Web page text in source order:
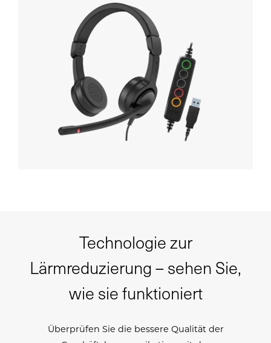
Technologie zur
Lärmreduzierung – sehen Sie,
wie sie funktioniert
Überprüfen Sie die bessere Qualität der